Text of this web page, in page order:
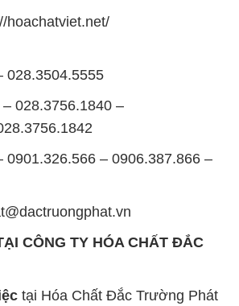
hoachatviet.net/
028.3504.5555
028.3756.1840 –
0901.326.566 – 0906.387.866 –
CÔNG TY HÓA CHẤT ĐẮC
tại Hóa Chất Đắc Trường Phát